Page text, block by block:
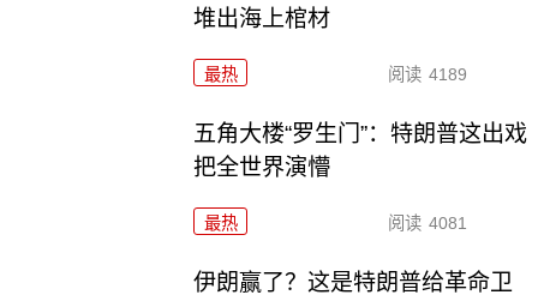
堆出海上棺材
最热 阅读 4189
五角大楼“罗生门”：特朗普这出戏
把全世界演懵
最热 阅读 4081
伊朗赢了？这是特朗普给革命卫